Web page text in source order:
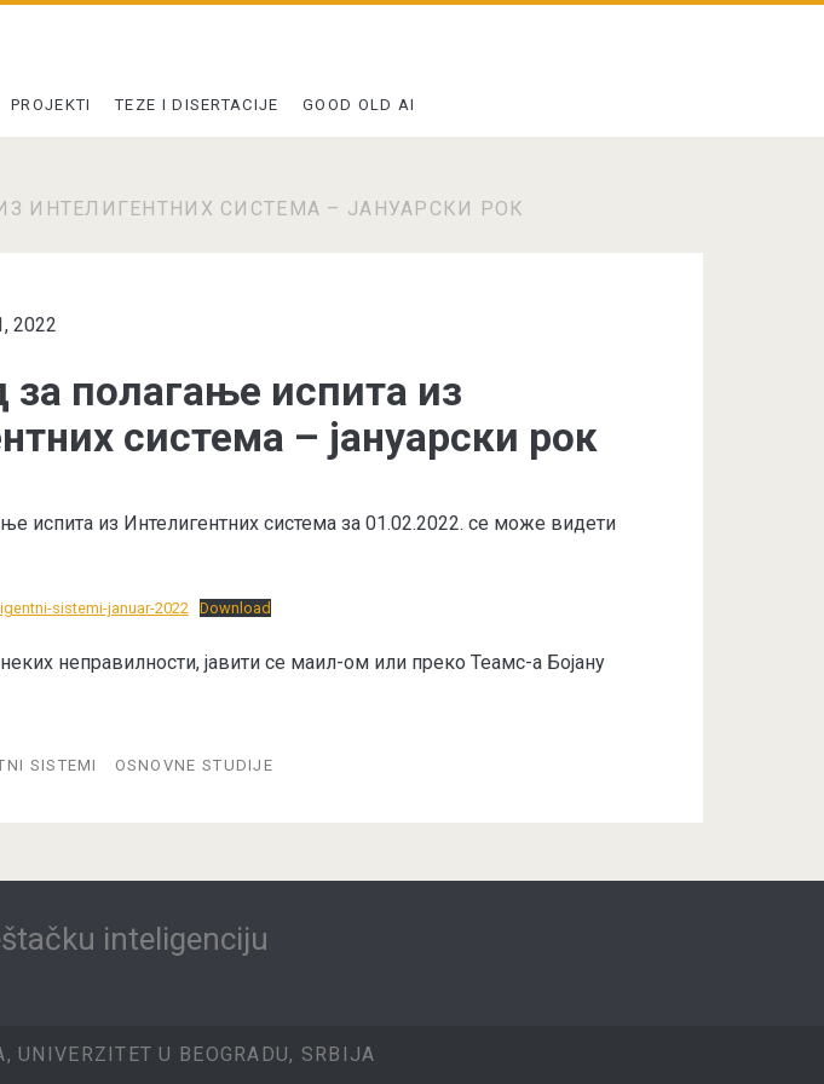
PROJEKTI TEZE I DISERTACIJE GOOD OLD AI
ИНТЕЛИГЕНТНИХ СИСТЕМА – ЈАНУАРСКИ РОК
2022
за полагање испита из
система – јануарски рок
испита из Интелигентних система за 01.02.2022. се може видети
sistemi-januar-2022 Download
неправилности, јавити се маил-ом или преко Теамс-а Бојану
SISTEMI OSNOVNE STUDIJE
inteligenciju
UNIVERZITET U BEOGRADU, SRBIJA